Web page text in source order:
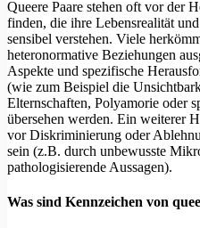
Queere Paare stehen oft vor der
finden, die ihre Lebensrealität
sensibel verstehen. Viele
heteronormative Beziehungen
Aspekte und spezifische
(wie zum Beispiel die
Elternschaften, Polyamorie oder
übersehen werden. Ein weiterer
vor Diskriminierung oder
sein (z.B. durch unbewusste
pathologisierende Aussagen).
Was sind Kennzeichen von